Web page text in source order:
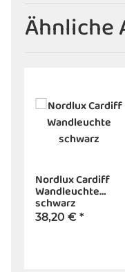
Ähnliche
Nordlux Cardiff
Wandleuchte
schwarz
38,20 € *